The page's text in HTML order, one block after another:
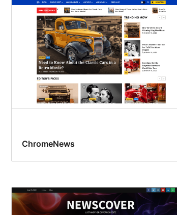
ChromeNews